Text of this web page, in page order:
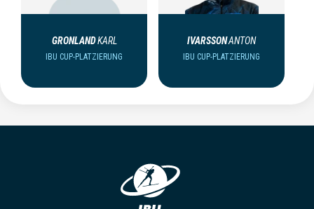
GRONLANDKARL
IBU CUP-PLATZIERUNG
IVARSSONANTON
IBU CUP-PLATZIERUNG